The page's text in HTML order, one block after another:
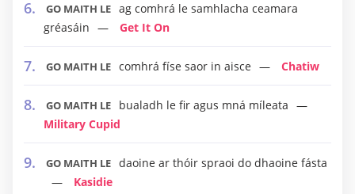
GO MAITH LE ag comhrá le samhlacha ceamara
gréasáin
Get It On
GO MAITH LE comhrá físe saor in aisce Chatiw
GO MAITH LE
bualadh le fir agus mná míleata
Military Cupid
GO MAITH LE daoine ar thóir spraoi do dhaoine fásta
Kasidie